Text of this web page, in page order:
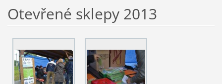
Otevřené sklepy 2013